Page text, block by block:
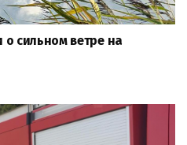
сильном ветре на